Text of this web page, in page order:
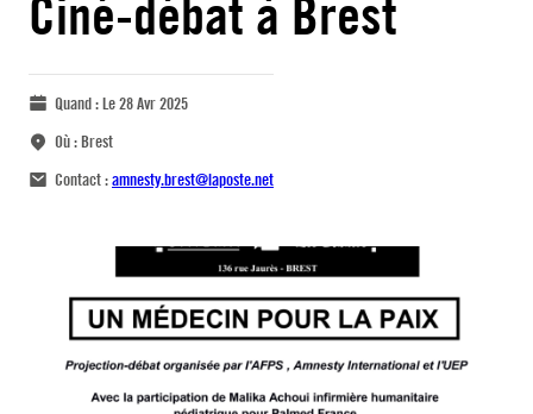
Ciné-débat à Brest
Quand :Le 28 Avr 2025
Où :Brest
Contact :amnesty.brest@laposte.net